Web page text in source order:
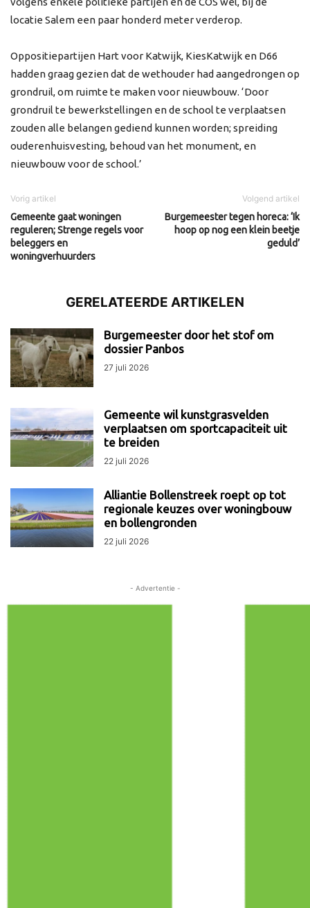
locatie Salem een paar honderd meter verderop.
Oppositiepartijen Hart voor Katwijk, KiesKatwijk en D66
hadden graag gezien dat de wethouder had aangedrongen op
grondruil, om ruimte te maken voor nieuwbouw. ‘Door
grondruil te bewerkstellingen en de school te verplaatsen
zouden alle belangen gediend kunnen worden; spreiding
ouderenhuisvesting, behoud van het monument, en
nieuwbouw voor de school.’
Vorig artikel
Gemeente gaat woningen
reguleren; Strenge regels voor
beleggers en
woningverhuurders
Volgend artikel
Burgemeester tegen horeca: ‘Ik
hoop op nog een klein beetje
geduld’
GERELATEERDE ARTIKELEN
Burgemeester door het stof om
dossier Panbos
27 juli 2026
Gemeente wil kunstgrasvelden
verplaatsen om sportcapaciteit uit
te breiden
22 juli 2026
Alliantie Bollenstreek roept op tot
regionale keuzes over woningbouw
en bollengronden
22 juli 2026
- Advertentie -